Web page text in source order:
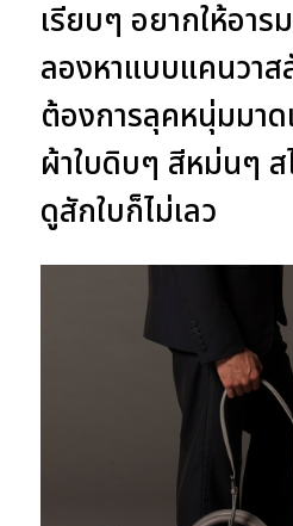
เรียบๆ อยากให้อา
ลองหาแบบแคนวาส
ต้องการลุคหนุ่มมาด
ผ้าใบดิบๆ สีหม่นๆ
ดูสักใบก็ไม่เลว